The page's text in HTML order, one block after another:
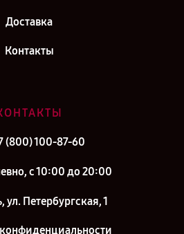
Доставка
Контакты
(800) 100-87-60
с 10:00 до 20:00
ул. Петербургская, 1